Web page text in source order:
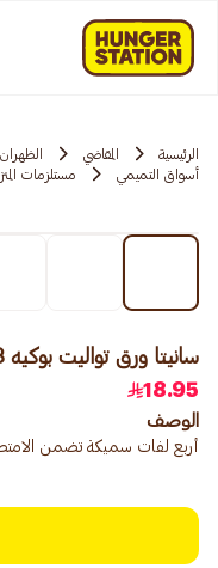
الرئيسية المقاضي الظهران
أسواق التميمي
مستلزمات
سانيتا ورق تواليت بوكيه 3 طبقات 4رول
18.95
الوصف
أربع لفات سميكة تضمن